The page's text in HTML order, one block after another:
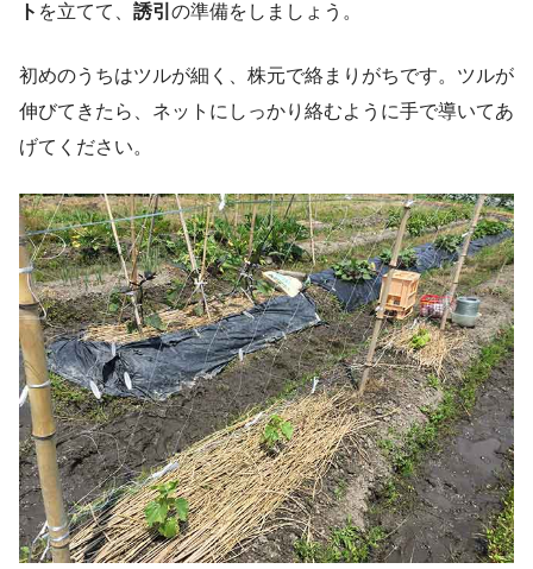
ト を立てて、 誘引 の準備をしましょう。
初めのうちはツルが細く、株元で絡まりがちです。ツルが
伸びてきたら、ネットにしっかり絡むように手で導いてあ
げてください。